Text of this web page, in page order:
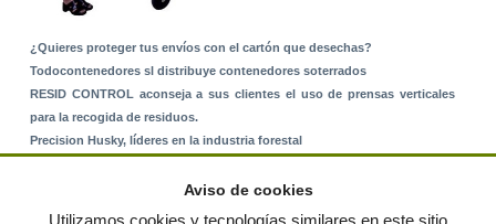
¿Quieres proteger tus envíos con el cartón que desechas?
Todocontenedores sl distribuye contenedores soterrados
RESID CONTROL aconseja a sus clientes el uso de prensas verticales
para la recogida de residuos.
Precision Husky, líderes en la industria forestal
Aviso de cookies
Utilizamos cookies y tecnologías similares en este sitio